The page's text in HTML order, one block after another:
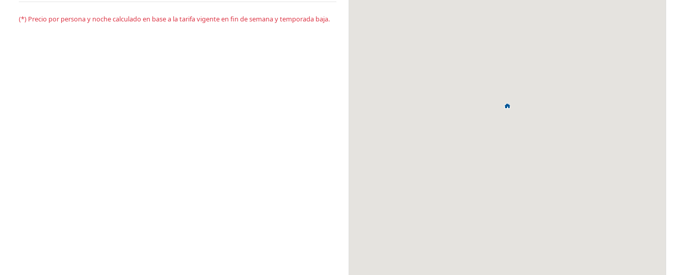
(*) Precio por persona y noche calculado en base a la tarifa vigente en fin de semana y temporada baja.